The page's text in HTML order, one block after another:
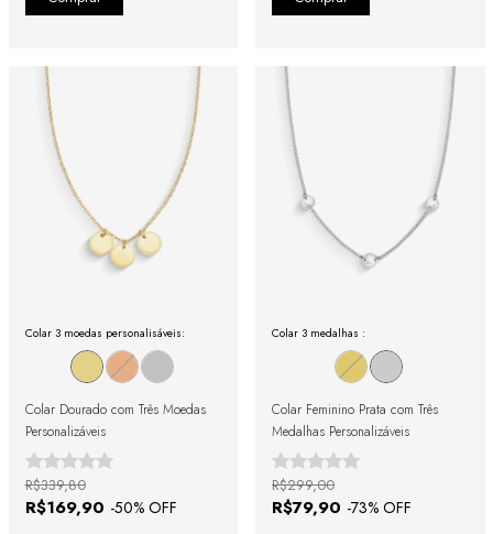
Colar 3 moedas personalisáveis:
Colar Dourado com Três Moedas
Personalizáveis
R$169,90 -50% OFF
R$339,80
Colar 3 medalhas :
Colar Feminino Prata com Três
Medalhas Personalizáveis
R$79,90 -73% OFF
R$299,00